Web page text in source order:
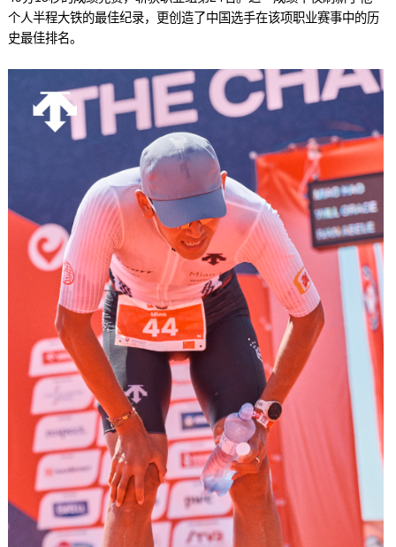
个人半程大铁的最佳纪录，更创造了中国选手在该项职业赛事中的历
史最佳排名。